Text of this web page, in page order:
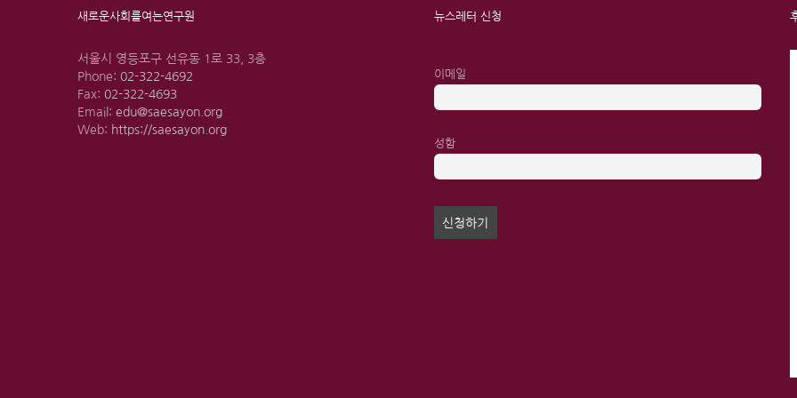
새로운사회를여는연구원
서울시 영등포구 선유동 1로 33, 3층
Phone: 02-322-4692
Fax: 02-322-4693
Email: edu@saesayon.org
Web: https://saesayon.org
뉴스레터 신청
이메일
성함